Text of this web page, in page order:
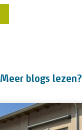
Meer blogs lezen?